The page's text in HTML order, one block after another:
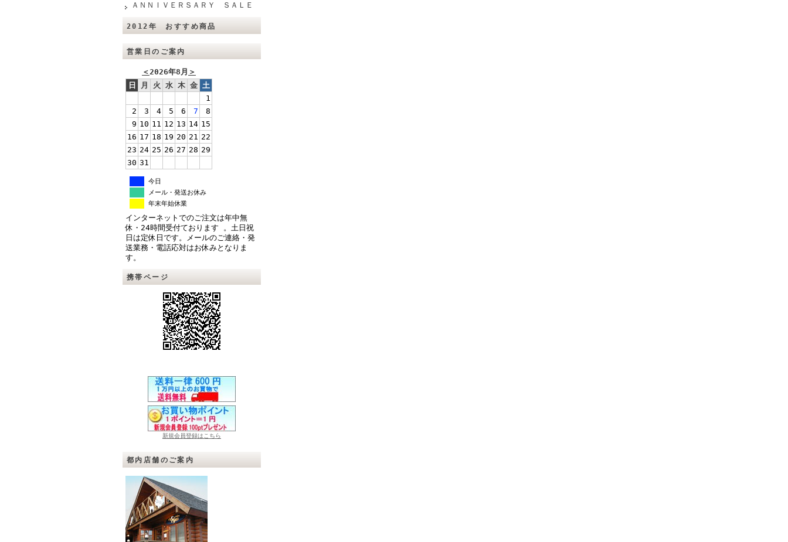
ＡＮＮＩＶＥＲＳＡＲＹ ＳＡＬＥ
2012年 おすすめ商品
営業日のご案内
＜2026年8月 ＞
日
月 火 水 木 金 土
1
2
3 4 5 6 7
8
9 10 11 12 13 14 15
16 17 18 19 20 21 22
23 24 25 26 27 28 29
30 31
今日
メール・発送お休み
年末年始休業
インターネットでのご注文は年中無
休・24時間受付ております 。土日祝
日は定休日です。メールのご連絡・発
送業務・電話応対はお休みとなりま
す。
携帯ページ
新規会員登録はこちら
都内店舗のご案内